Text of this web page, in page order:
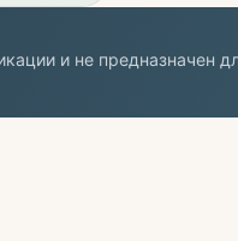
и не предназначен